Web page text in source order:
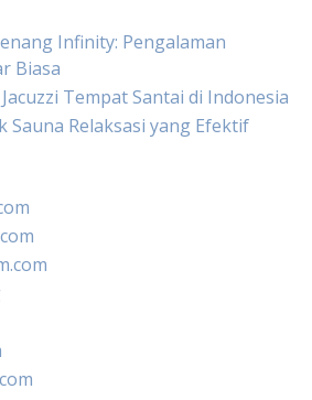
Infinity: Pengalaman
Biasa
Tempat Santai di Indonesia
Sauna Relaksasi yang Efektif